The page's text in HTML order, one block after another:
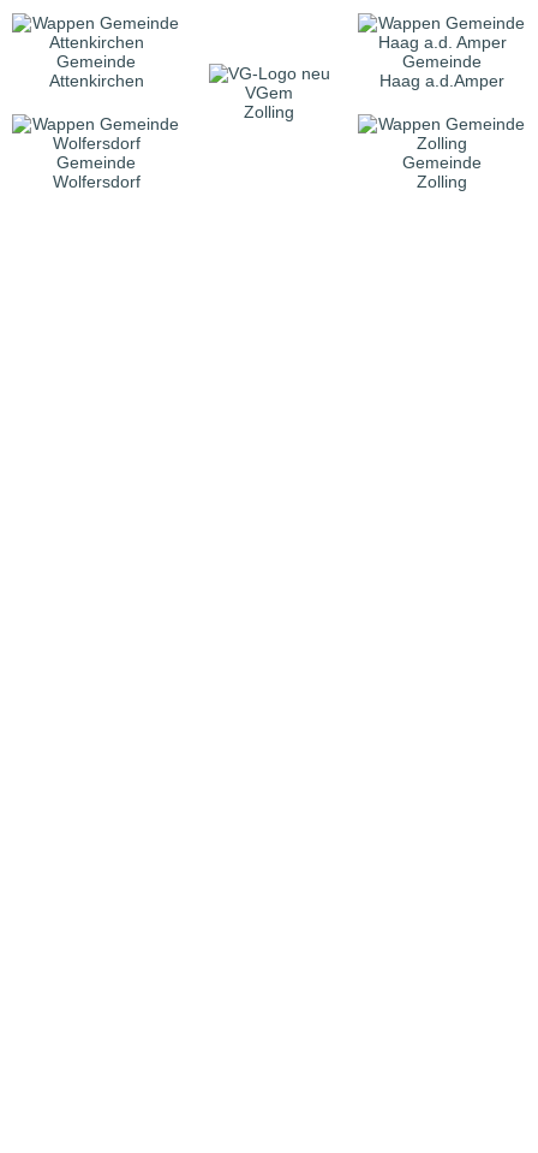
Gemeinde
Attenkirchen
VGem
Zolling
Gemeinde
Haag a.d.Amper
Gemeinde
Wolfersdorf
Gemeinde
Zolling